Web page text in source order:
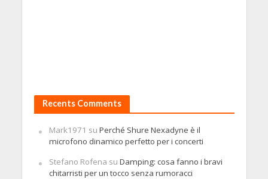
Recents Comments
Mark1971 su Perché Shure Nexadyne è il
microfono dinamico perfetto per i concerti
Stefano Rofena su Damping: cosa fanno i bravi
chitarristi per un tocco senza rumoracci